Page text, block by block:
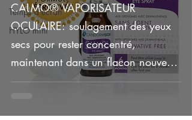
Temps d'écran
HYLO mini
CALMO® VAPORISATEUR
OCULAIRE: soulagement des yeux
secs pour rester concentré,
maintenant dans un flacon nouveau
et amélioré